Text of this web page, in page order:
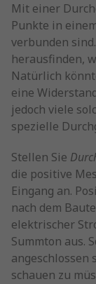
Mit einer
Punkte in
verbunden
herausfinden,
Natürlich
eine
jedoch viele
spezielle
Stellen Sie
die positive
Eingang an.
nach dem
elektrischer
Summton aus.
angeschlossen
schauen zu